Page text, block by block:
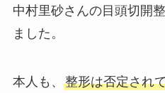
中村里砂さんの目頭切開
ました。
本人も、 整形は否定され